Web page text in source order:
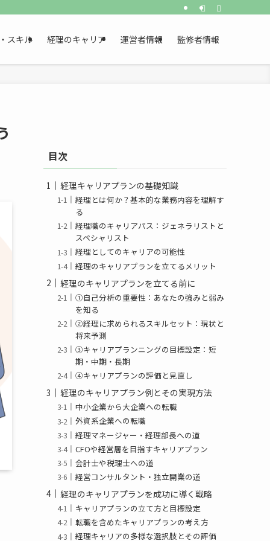
スキル 経理のキャリア 運営者情報 監修者情報
目次
経理キャリアプランの基礎知識
経理とは何か？基本的な業務内容を理解す
る
経理職のキャリアパス：ジェネラリストと
スペシャリスト
経理としてのキャリアの可能性
経理のキャリアプランを立てるメリット
経理のキャリアプランを立てる前に
①自己分析の重要性：あなたの強みと弱み
を知る
②経理に求められるスキルセット：現状と
将来予測
③キャリアプランニングの目標設定：短
期・中期・長期
④キャリアプランの評価と見直し
経理のキャリアプラン例とその実現方法
中小企業から大企業への転職
外資系企業への転職
経理マネージャー・経理部長への道
CFOや経営層を目指すキャリアプラン
会計士や税理士への道
経営コンサルタント・独立開業の道
経理のキャリアプランを成功に導く戦略
キャリアプランの立て方と目標設定
転職を含めたキャリアプランの考え方
経理キャリアの多様な選択肢とその評価